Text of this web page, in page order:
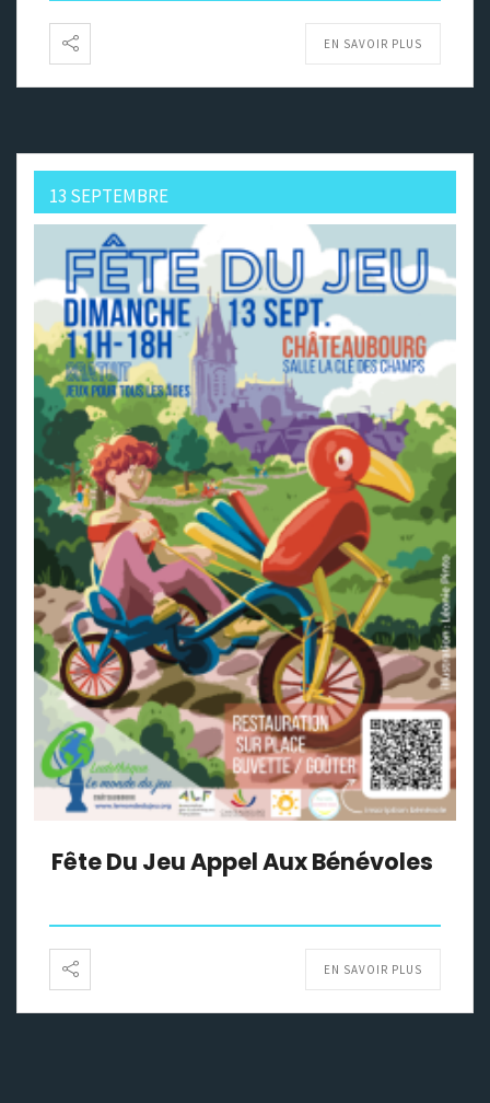
EN SAVOIR PLUS
13 SEPTEMBRE
Fête Du Jeu Appel Aux Bénévoles
EN SAVOIR PLUS